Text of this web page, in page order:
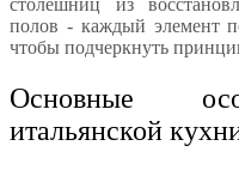
столешниц из
полов - каждый элемент
чтобы подчеркнуть
Основные
итальянской